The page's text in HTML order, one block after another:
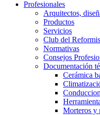
Profesionales
Arquitectos,
Productos
Servicios
Club del
Normativas
Consejos
Documentación
Cerámica
Morteros y